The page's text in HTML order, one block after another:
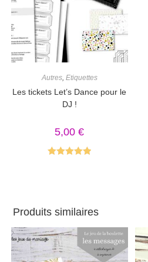
Autres, Etiquettes
Les tickets Let’s Dance pour le
DJ !
5,00€
Produits similaires